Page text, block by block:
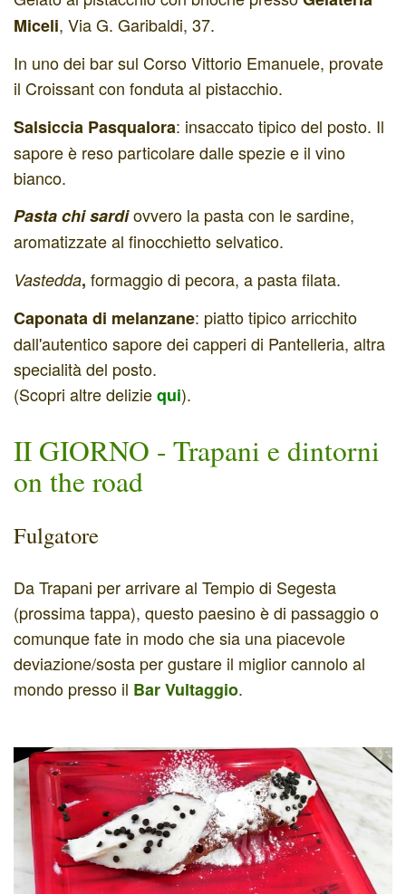
Miceli, Via G. Garibaldi, 37.
In uno dei bar sul Corso Vittorio Emanuele, provate
il Croissant con fonduta al pistacchio.
Salsiccia Pasqualora: insaccato tipico del posto. Il
sapore è reso particolare dalle spezie e il vino
bianco.
Pasta chi sardiovvero la pasta con le sardine,
aromatizzate al finocchietto selvatico.
Vastedda, formaggio di pecora, a pasta filata.
Caponata di melanzane: piatto tipico arricchito
dall'autentico sapore dei capperi di Pantelleria, altra
specialità del posto.
(Scopri altre deliziequi).
II GIORNO - Trapani e dintorni
on the road
Fulgatore
Da Trapani per arrivare al Tempio di Segesta
(prossima tappa), questo paesino è di passaggio o
comunque fate in modo che sia una piacevole
deviazione/sosta per gustare il miglior cannolo al
mondo presso il Bar Vultaggio.